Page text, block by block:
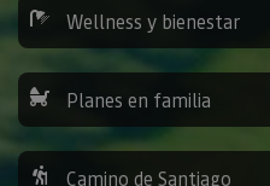
Wellness y bienestar
Planes en familia
Camino de Santiago